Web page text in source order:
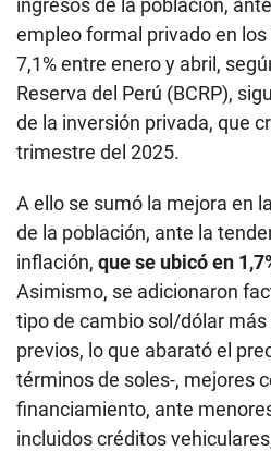
empleo formal privado en
7,1% entre enero y abril,
Reserva del Perú (BCRP),
de la inversión privada, que
trimestre del 2025.
A ello se sumó la mejora en
de la población, ante la
inflación, que se ubicó en
Asimismo, se adicionaron
tipo de cambio sol/dólar
previos, lo que abarató el
términos de soles-, mejores
financiamiento, ante
incluidos créditos